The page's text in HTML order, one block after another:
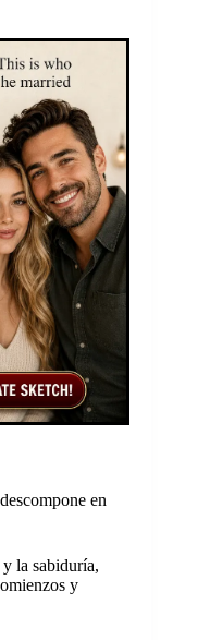
en
la sabiduría,
y